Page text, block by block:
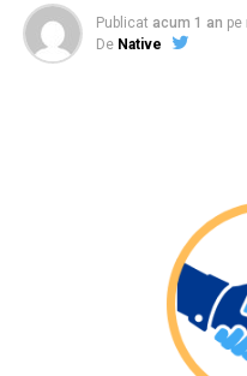
Publicat acum 1 an pe
De Native